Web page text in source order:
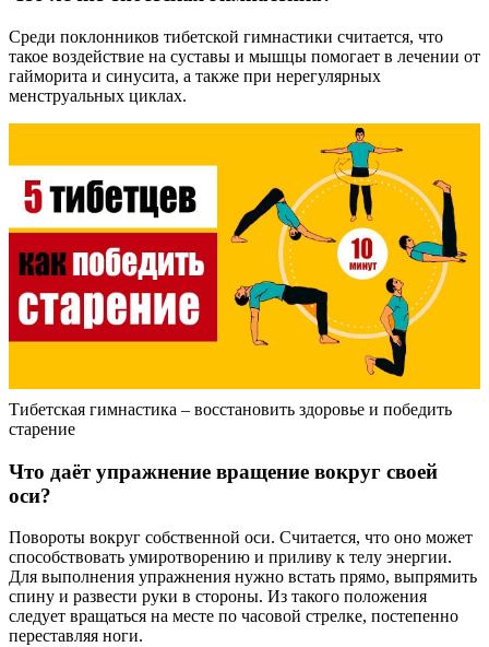
Среди поклонников тибетской гимнастики считается, что
такое воздействие на суставы и мышцы помогает в лечении от
гайморита и синусита, а также при нерегулярных
менструальных циклах.
Тибетская гимнастика – восстановить здоровье и победить
старение
Что даёт упражнение вращение вокруг своей
оси?
Повороты вокруг собственной оси. Считается, что оно может
способствовать умиротворению и приливу к телу энергии.
Для выполнения упражнения нужно встать прямо, выпрямить
спину и развести руки в стороны. Из такого положения
следует вращаться на месте по часовой стрелке, постепенно
переставляя ноги.